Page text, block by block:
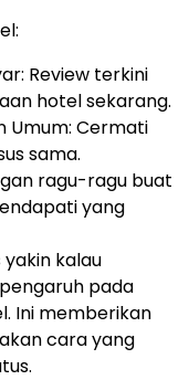
Review terkini
hotel sekarang.
Umum: Cermati
sama.
ragu-ragu buat
yang
kalau
pada
Ini memberikan
cara yang